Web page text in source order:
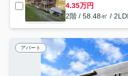
4.35万円
2階 / 58.48㎡ /
アパート